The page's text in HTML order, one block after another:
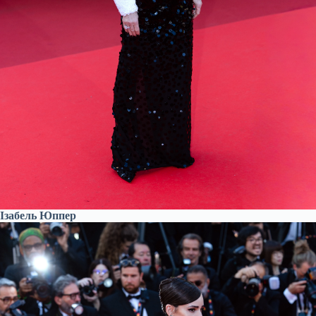
Ізабель Юппер